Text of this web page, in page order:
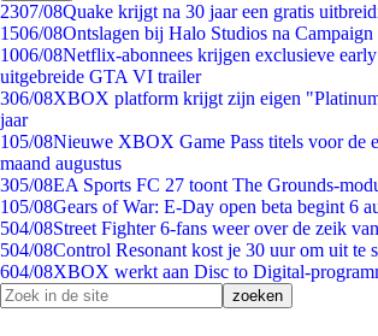
2307/08Quake krijgt na 30 jaar een gratis
1506/08Ontslagen bij Halo Studios na
1006/08Netflix-abonnees krijgen exclusieve early
uitgebreide GTA VI trailer
306/08XBOX platform krijgt zijn eigen
jaar
105/08Nieuwe XBOX Game Pass titels voor de
maand augustus
305/08EA Sports FC 27 toont The Grounds-
105/08Gears of War: E-Day open beta begint 6
504/08Street Fighter 6-fans weer over de zeik
504/08Control Resonant kost je 30 uur om uit te
604/08XBOX werkt aan Disc to Digital-